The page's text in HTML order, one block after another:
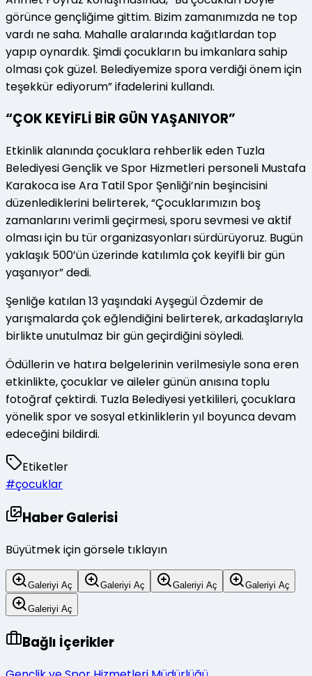
görünce gençliğime gittim. Bizim zamanımızda ne top
vardı ne saha. Mahalle aralarında kağıtlardan top
yapıp oynardık. Şimdi çocukların bu imkanlara sahip
olması çok güzel. Belediyemize spora verdiği önem için
teşekkür ediyorum” ifadelerini kullandı.
“ÇOK KEYİFLİ BİR GÜN YAŞANIYOR”
Etkinlik alanında çocuklara rehberlik eden Tuzla
Belediyesi Gençlik ve Spor Hizmetleri personeli Mustafa
Karakoca ise Ara Tatil Spor Şenliği’nin beşincisini
düzenlediklerini belirterek, “Çocuklarımızın boş
zamanlarını verimli geçirmesi, sporu sevmesi ve aktif
olması için bu tür organizasyonları sürdürüyoruz. Bugün
yaklaşık 500’ün üzerinde katılımla çok keyifli bir gün
yaşanıyor” dedi.
Şenliğe katılan 13 yaşındaki Ayşegül Özdemir de
yarışmalarda çok eğlendiğini belirterek, arkadaşlarıyla
birlikte unutulmaz bir gün geçirdiğini söyledi.
Ödüllerin ve hatıra belgelerinin verilmesiyle sona eren
etkinlikte, çocuklar ve aileler günün anısına toplu
fotoğraf çektirdi. Tuzla Belediyesi yetkilileri, çocuklara
yönelik spor ve sosyal etkinliklerin yıl boyunca devam
edeceğini bildirdi.
Etiketler
#çocuklar
Haber Galerisi
Büyütmek için görsele tıklayın
Galeriyi Aç Galeriyi Aç Galeriyi Aç Galeriyi Aç
Galeriyi Aç
Bağlı İçerikler